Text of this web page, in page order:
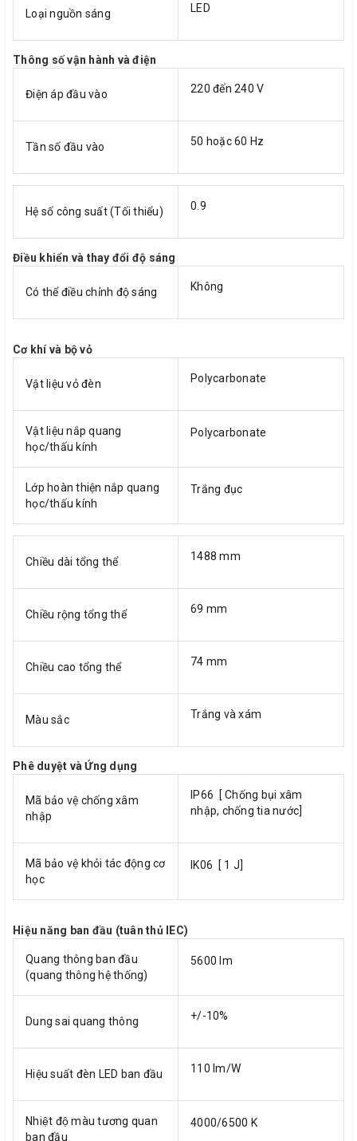
Loại nguồn sáng LED
Thông số vận hành và điện
Điện áp đầu vào 220 đến 240 V
Tần số đầu vào 50 hoặc 60 Hz
Hệ số công suất (Tối thiểu) 0.9
Điều khiển và thay đổi độ sáng
Có thể điều chỉnh độ sáng Không
Cơ khí và bộ vỏ
Vật liệu vỏ đèn Polycarbonate
Vật liệu nắp quang
học/thấu kính
Polycarbonate
Lớp hoàn thiện nắp quang
học/thấu kính
Trắng đục
Chiều dài tổng thể 1488 mm
Chiều rộng tổng thể 69 mm
Chiều cao tổng thể 74 mm
Màu sắc Trắng và xám
Phê duyệt và Ứng dụng
Mã bảo vệ chống xâm
nhập
IP66 [ Chống bụi xâm
nhập, chống tia nước]
Mã bảo vệ khỏi tác động cơ
học
IK06 [ 1 J]
Hiệu năng ban đầu (tuân thủ IEC)
Quang thông ban đầu
(quang thông hệ thống)
5600 lm
Dung sai quang thông +/-10%
Hiệu suất đèn LED ban đầu 110 lm/W
Nhiệt độ màu tương quan
ban đầu
4000/6500 K